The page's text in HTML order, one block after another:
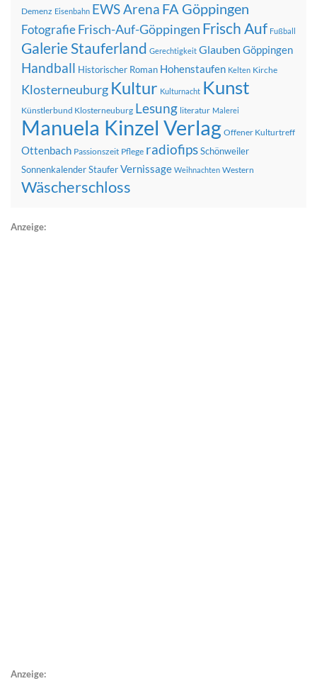
Demenz Eisenbahn EWS Arena FA Göppingen
FotografieFrisch-Auf-Göppingen Frisch Auf Fußball
Galerie Stauferland Gerechtigkeit Glauben Göppingen
Handball Historischer Roman Hohenstaufen Kelten Kirche
Klosterneuburg Kultur Kulturnacht Kunst
Künstlerbund Klosterneuburg Lesung literatur Malerei
Manuela Kinzel Verlag Offener Kulturtreff
Ottenbach Passionszeit Pflege radiofipsSchönweiler
SonnenkalenderStauferVernissage Weihnachten Western
Wäscherschloss
Anzeige:
Anzeige: